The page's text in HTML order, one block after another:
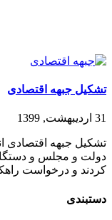
تشکیل جبهه اقتصادی
31 اردیبهشت, 1399
تشکیل جبهه اقتصادی
دولت و مجلس و
کردند و درخواست
دستبندی